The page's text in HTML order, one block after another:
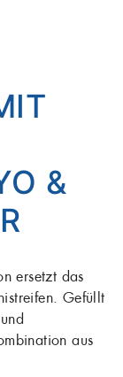
&
ersetzt das
Gefüllt
aus